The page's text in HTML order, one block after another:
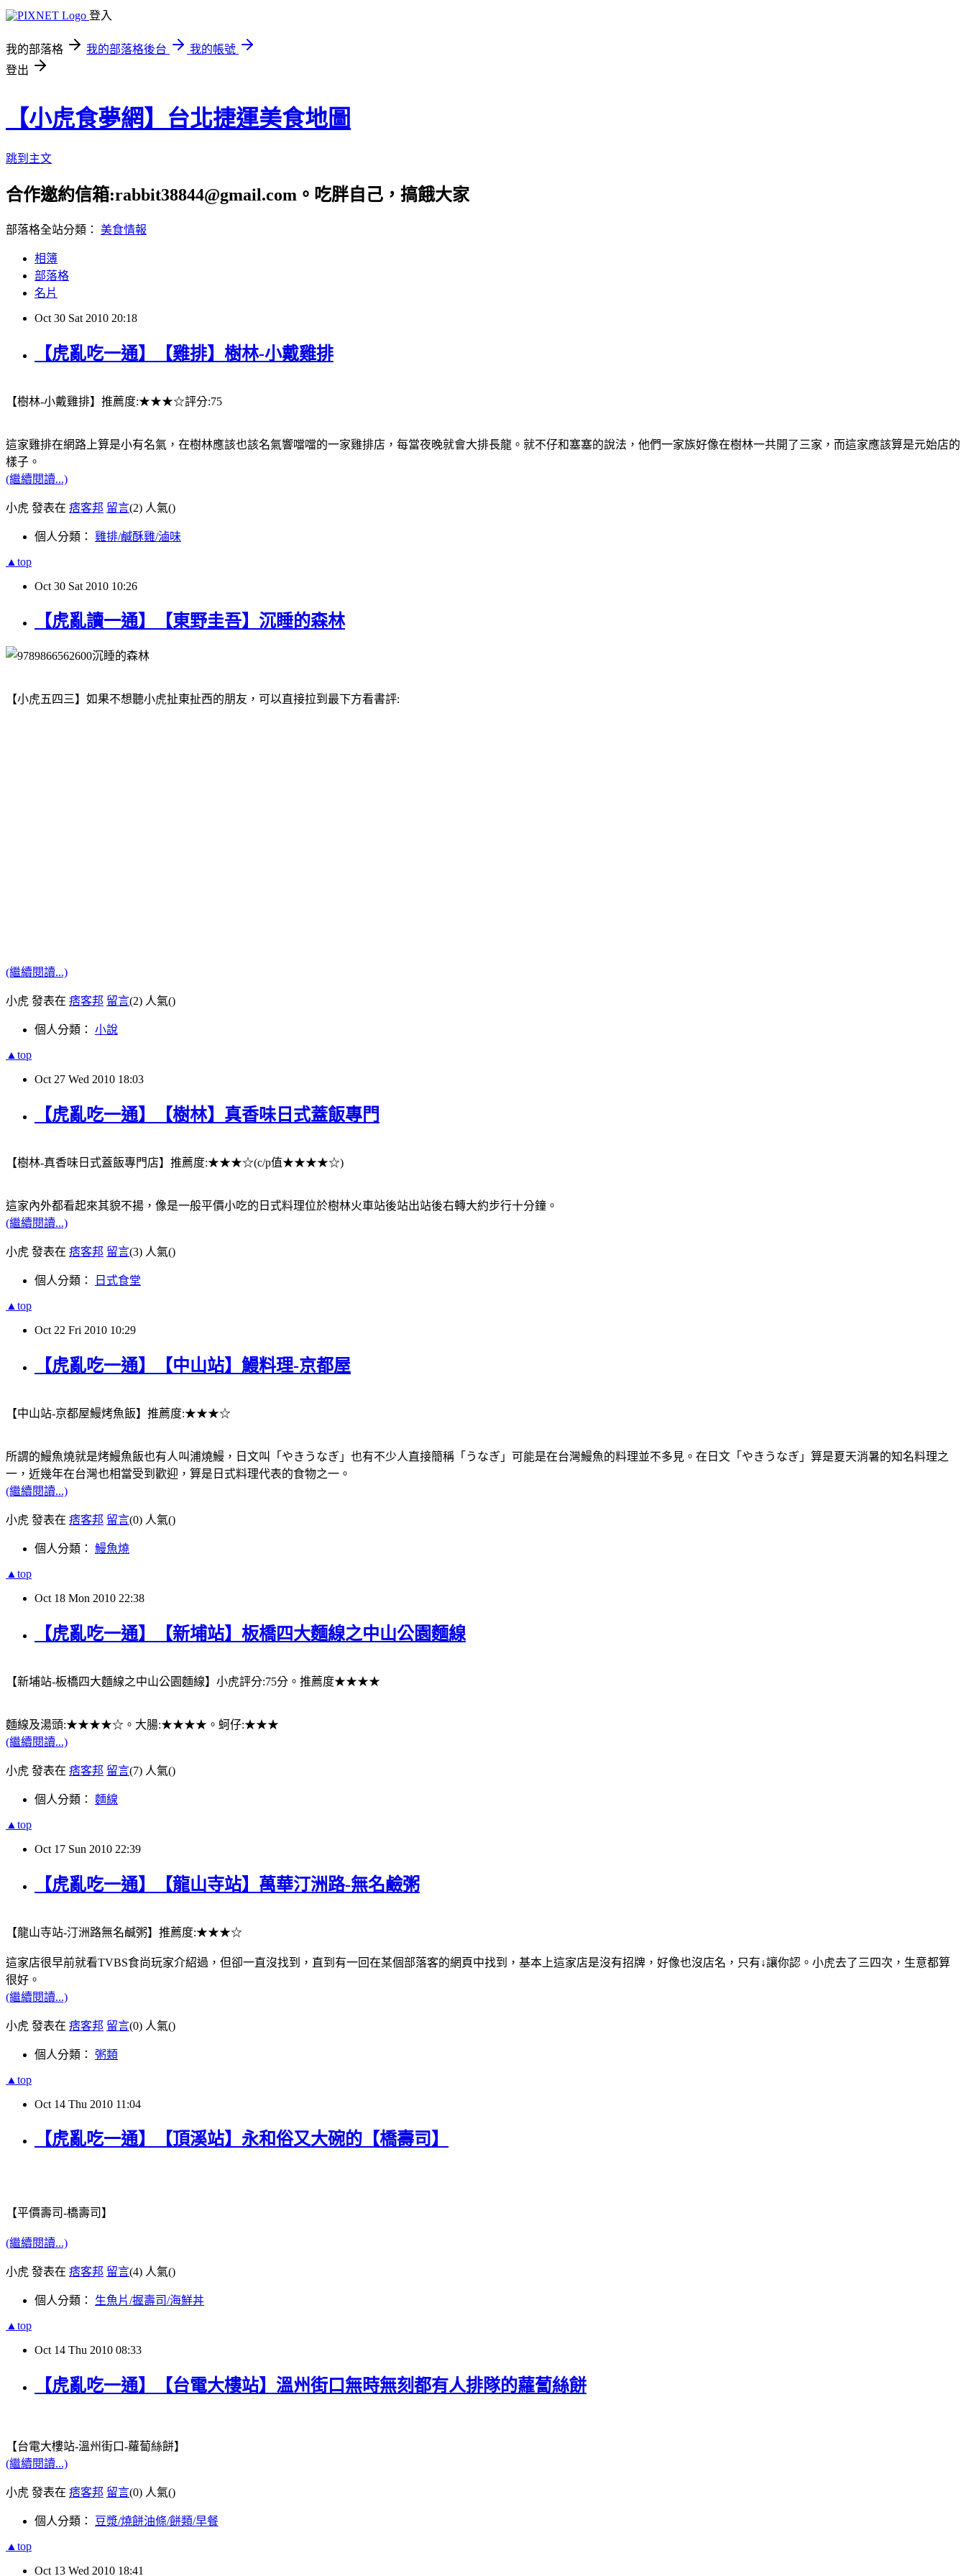
登入
我的部落格 我的部落格後台
我的帳號
登出
【小虎食夢網】台北捷運美食地圖
跳到主文
合作邀約信箱:rabbit38844@gmail.com。吃胖自己，搞餓大家
部落格全站分類： 美食情報
相簿
部落格
名片
Oct 30 Sat 2010 20:18
【虎亂吃一通】【雞排】樹林-小戴雞排
【樹林-小戴雞排】推薦度:★★★☆評分:75
這家雞排在網路上算是小有名氣，在樹林應該也該名氣響噹噹的一家雞排店，每當夜晚就會大排長龍。就不仔和塞塞的說法，他們一家族好像在樹林一共開了三家，而這家應該算是元始店的
樣子。
(繼續閱讀...)
小虎 發表在 痞客邦 留言(2) 人氣()
個人分類： 雞排/鹹酥雞/滷味
▲top
Oct 30 Sat 2010 10:26
【虎亂讀一通】【東野圭吾】沉睡的森林
【小虎五四三】如果不想聽小虎扯東扯西的朋友，可以直接拉到最下方看書評:
(繼續閱讀...)
小虎 發表在 痞客邦 留言(2) 人氣()
個人分類： 小說
▲top
Oct 27 Wed 2010 18:03
【虎亂吃一通】【樹林】真香味日式蓋飯專門
【樹林-真香味日式蓋飯專門店】推薦度:★★★☆(c/p值★★★★☆)
這家內外都看起來其貌不揚，像是一般平價小吃的日式料理位於樹林火車站後站出站後右轉大約步行十分鐘。
(繼續閱讀...)
小虎 發表在 痞客邦 留言(3) 人氣()
個人分類： 日式食堂
▲top
Oct 22 Fri 2010 10:29
【虎亂吃一通】【中山站】鰻料理-京都屋
【中山站-京都屋鰻烤魚飯】推薦度:★★★☆
所謂的鰻魚燒就是烤鰻魚飯也有人叫浦燒鰻，日文叫「やきうなぎ」也有不少人直接簡稱「うなぎ」可能是在台灣鰻魚的料理並不多見。在日文「やきうなぎ」算是夏天消暑的知名料理之
一，近幾年在台灣也相當受到歡迎，算是日式料理代表的食物之一。
(繼續閱讀...)
小虎 發表在 痞客邦 留言(0) 人氣()
個人分類： 鰻魚燒
▲top
Oct 18 Mon 2010 22:38
【虎亂吃一通】【新埔站】板橋四大麵線之中山公園麵線
【新埔站-板橋四大麵線之中山公園麵線】小虎評分:75分。推薦度★★★★
麵線及湯頭:★★★★☆。大腸:★★★★。蚵仔:★★★
(繼續閱讀...)
小虎 發表在 痞客邦 留言(7) 人氣()
個人分類： 麵線
▲top
Oct 17 Sun 2010 22:39
【虎亂吃一通】【龍山寺站】萬華汀洲路-無名鹼粥
【龍山寺站-汀洲路無名鹹粥】推薦度:★★★☆
這家店很早前就看TVBS食尚玩家介紹過，但卻一直沒找到，直到有一回在某個部落客的網頁中找到，基本上這家店是沒有招牌，好像也沒店名，只有↓讓你認。小虎去了三四次，生意都算
很好。
(繼續閱讀...)
小虎 發表在 痞客邦 留言(0) 人氣()
個人分類： 粥類
▲top
Oct 14 Thu 2010 11:04
【虎亂吃一通】【頂溪站】永和俗又大碗的【橋壽司】
【平價壽司-橋壽司】
(繼續閱讀...)
小虎 發表在 痞客邦 留言(4) 人氣()
個人分類： 生魚片/握壽司/海鮮丼
▲top
Oct 14 Thu 2010 08:33
【虎亂吃一通】【台電大樓站】溫州街口無時無刻都有人排隊的蘿蔔絲餅
【台電大樓站-溫州街口-蘿蔔絲餅】
(繼續閱讀...)
小虎 發表在 痞客邦 留言(0) 人氣()
個人分類： 豆漿/燒餅油條/餅類/早餐
▲top
Oct 13 Wed 2010 18:41